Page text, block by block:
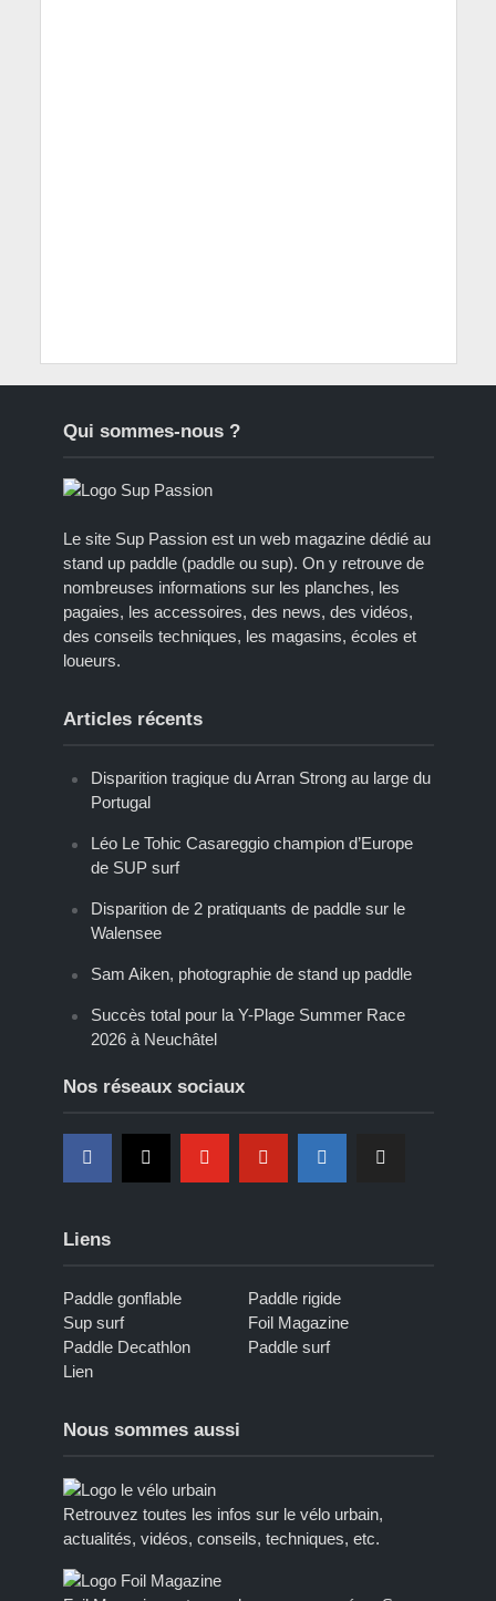
Qui sommes-nous ?
Le site Sup Passion est un web magazine dédié au
stand up paddle (paddle ou sup). On y retrouve de
nombreuses informations sur les planches, les
pagaies, les accessoires, des news, des vidéos,
des conseils techniques, les magasins, écoles et
loueurs.
Articles récents
Disparition tragique du Arran Strong au large du
Portugal
Léo Le Tohic Casareggio champion d’Europe
de SUP surf
Disparition de 2 pratiquants de paddle sur le
Walensee
Sam Aiken, photographie de stand up paddle
Succès total pour la Y-Plage Summer Race
2026 à Neuchâtel
Nos réseaux sociaux
Liens
Paddle gonflable
Paddle rigide
Sup surf
Foil Magazine
Paddle Decathlon
Paddle surf
Lien
Nous sommes aussi
Retrouvez toutes les infos sur le vélo urbain,
actualités, vidéos, conseils, techniques, etc.